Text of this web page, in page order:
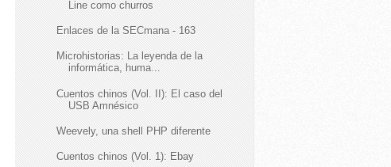
Line como churros
Enlaces de la SECmana - 163
Microhistorias: La leyenda de la
informática, huma...
Cuentos chinos (Vol. II): El caso del
USB Amnésico
Weevely, una shell PHP diferente
Cuentos chinos (Vol. 1): Ebay